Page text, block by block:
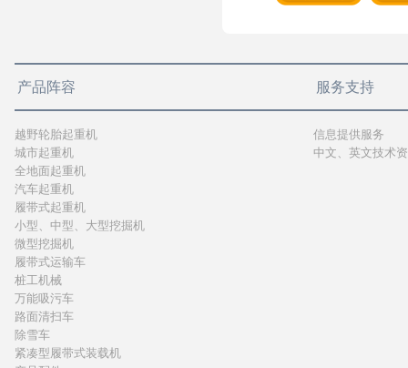
产品阵容
越野轮胎起重机
城市起重机
全地面起重机
汽车起重机
履带式起重机
小型、中型、大型挖掘机
微型挖掘机
履带式运输车
桩工机械
万能吸污车
路面清扫车
除雪车
紧凑型履带式装载机
服务支持
信息提供服务
中文、英文技术